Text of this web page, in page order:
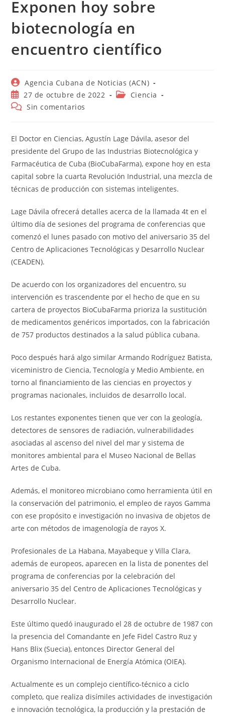
Exponen hoy sobre
biotecnología en
encuentro científico
Autor
de
la
entrada:
Agencia Cubana de Noticias (ACN)
Publicación
de
la
27 de octubre de 2022
Categoría
Ciencia
Comentarios
entrada:
Sin comentarios
El Doctor en Ciencias, Agustín Lage Dávila, asesor del
presidente del Grupo de las Industrias Biotecnológica y
Farmacéutica de Cuba (BioCubaFarma), expone hoy en esta
capital sobre la cuarta Revolución Industrial, una mezcla de
técnicas de producción con sistemas inteligentes.
Lage Dávila ofrecerá detalles acerca de la llamada 4t en el
último día de sesiones del programa de conferencias que
comenzó el lunes pasado con motivo del aniversario 35 del
Centro de Aplicaciones Tecnológicas y Desarrollo Nuclear
(CEADEN).
De acuerdo con los organizadores del encuentro, su
intervención es trascendente por el hecho de que en su
cartera de proyectos BioCubaFarma prioriza la sustitución
de medicamentos genéricos importados, con la fabricación
de 757 productos destinados a la salud pública cubana.
Poco después hará algo similar Armando Rodríguez Batista,
viceministro de Ciencia, Tecnología y Medio Ambiente, en
torno al financiamiento de las ciencias en proyectos y
programas nacionales, incluidos de desarrollo local.
Los restantes exponentes tienen que ver con la geología,
detectores de sensores de radiación, vulnerabilidades
asociadas al ascenso del nivel del mar y sistema de
monitores ambiental para el Museo Nacional de Bellas
Artes de Cuba.
Además, el monitoreo microbiano como herramienta útil en
la conservación del patrimonio, el empleo de rayos Gamma
con ese propósito e investigación no invasiva de objetos de
arte con métodos de imagenología de rayos X.
Profesionales de La Habana, Mayabeque y Villa Clara,
además de europeos, aparecen en la lista de ponentes del
programa de conferencias por la celebración del
aniversario 35 del Centro de Aplicaciones Tecnológicas y
Desarrollo Nuclear.
Este último quedó inaugurado el 28 de octubre de 1987 con
la presencia del Comandante en Jefe Fidel Castro Ruz y
Hans Blix (Suecia), entonces Director General del
Organismo Internacional de Energía Atómica (OIEA).
Actualmente es un complejo científico-técnico a ciclo
completo, que realiza disímiles actividades de investigación
e innovación tecnológica, la producción y la prestación de